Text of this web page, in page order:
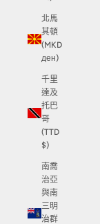
北馬
其頓
(MKD
ден)
千里
達及
托巴
哥
(TTD
$)
南喬
治亞
與南
三明
治群